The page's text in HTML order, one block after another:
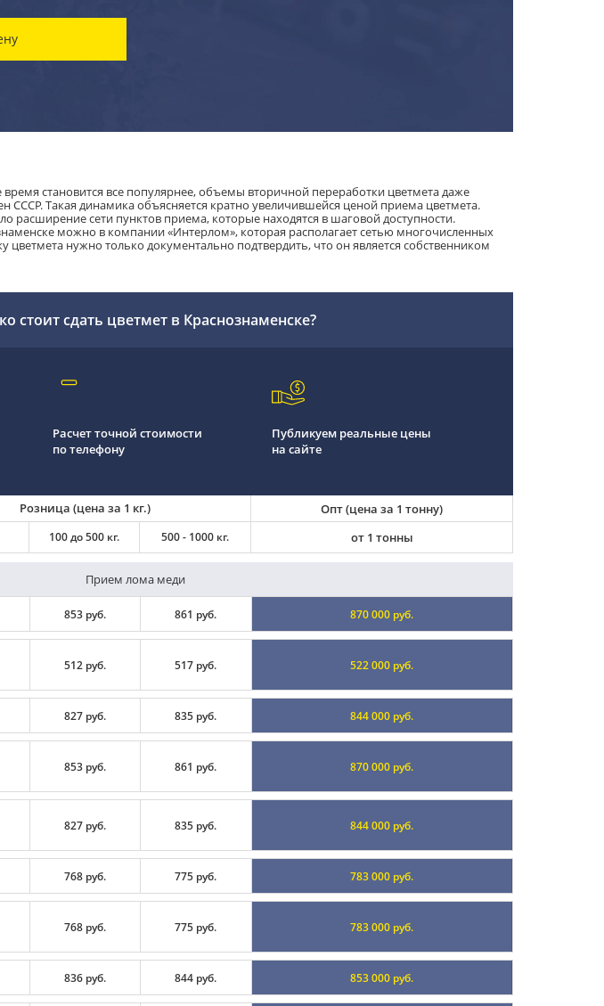
становится все популярнее, объемы вторичной переработки цветмета даже
СССР. Такая динамика объясняется кратно увеличившейся ценой приема цветмета.
расширение сети пунктов приема, которые находятся в шаговой доступности.
можно в компании «Интерлом», которая располагает сетью многочисленных
цветмета нужно только документально подтвердить, что он является собственником
стоит сдать цветмет в Краснознаменске?
Расчет точной стоимости
по телефону
Публикуем реальные цены
на сайте
Розница (цена за 1 кг.)
100 до 500 кг. 500 - 1000 кг.
Опт (цена за 1 тонну)
от 1 тонны
Прием лома меди
853 руб. 861 руб. 870 000 руб.
512 руб. 517 руб. 522 000 руб.
827 руб. 835 руб. 844 000 руб.
853 руб. 861 руб. 870 000 руб.
827 руб. 835 руб. 844 000 руб.
768 руб. 775 руб. 783 000 руб.
768 руб. 775 руб. 783 000 руб.
836 руб. 844 руб. 853 000 руб.